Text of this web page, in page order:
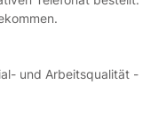
und Arbeitsqualität -